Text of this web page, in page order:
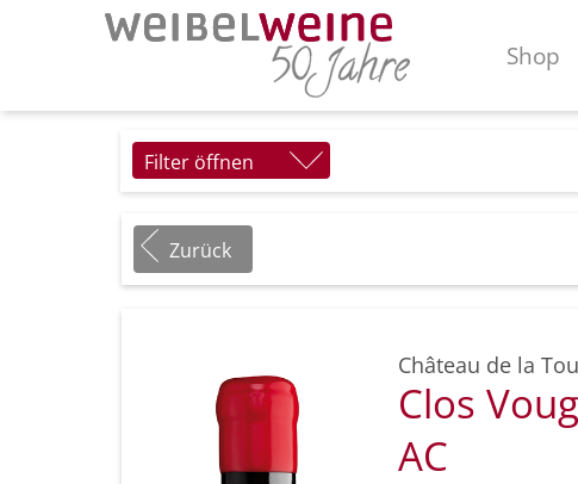
Shop
Filter öffnen
Zurück
Château de la
Clos
AC